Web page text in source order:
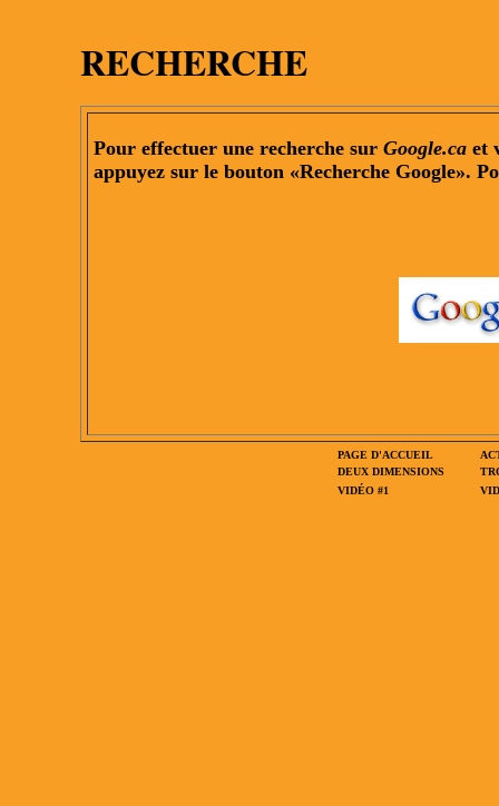
RECHERCHE
Pour effectuer une recherche sur Google.ca et
appuyez sur le bouton «Recherche Google».
PAGE D'ACCUEIL
DEUX DIMENSIONS
VIDÉO #1